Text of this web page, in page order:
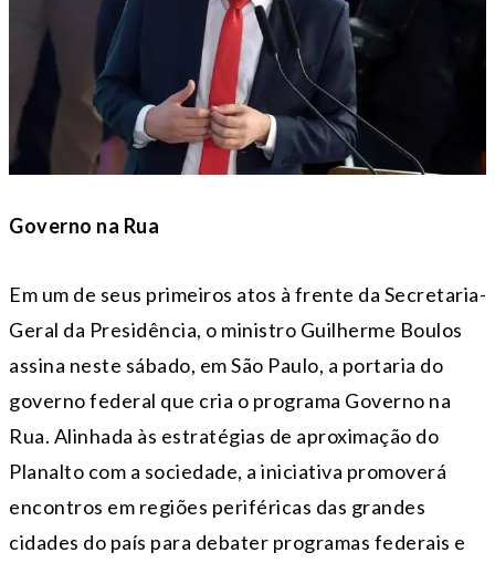
Governo na Rua
Em um de seus primeiros atos à frente da Secretaria-
Geral da Presidência, o ministro Guilherme Boulos
assina neste sábado, em São Paulo, a portaria do
governo federal que cria o programa Governo na
Rua. Alinhada às estratégias de aproximação do
Planalto com a sociedade, a iniciativa promoverá
encontros em regiões periféricas das grandes
cidades do país para debater programas federais e